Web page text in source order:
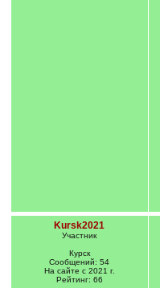
Kursk2021
Участник
Курск
Сообщений: 54
На сайте с 2021 г.
Рейтинг: 66